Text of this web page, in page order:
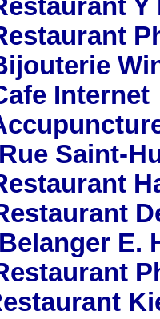
Y
Internet
Saint-
E.